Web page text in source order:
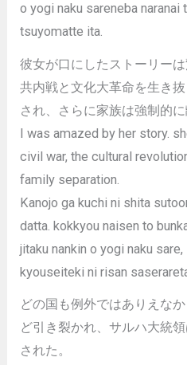
o yogi naku sareneba naranai
tsuyomatte ita.
彼女が口にしたストーリー
共内戦と文化大革命を生き
され、さらに家族は強制的に
I was amazed by her story.
civil war, the cultural
family separation.
Kanojo ga kuchi ni shita
datta. kokkyou naisen to
jitaku nankin o yogi naku
kyouseiteki ni risan
どの国も例外ではありえな
ど引き裂かれ、サルハ大統
された。